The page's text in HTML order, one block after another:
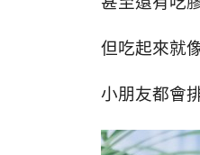
但吃起來就
小朋友都會